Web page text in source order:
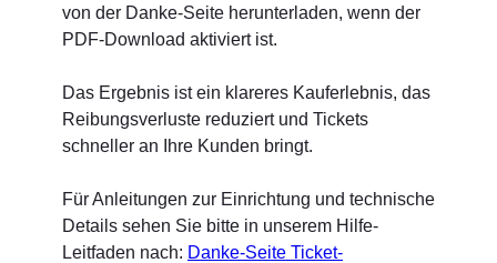
von der Danke-Seite herunterladen, wenn der
PDF-Download aktiviert ist.
Das Ergebnis ist ein klareres Kauferlebnis, das
Reibungsverluste reduziert und Tickets
schneller an Ihre Kunden bringt.
Für Anleitungen zur Einrichtung und technische
Details sehen Sie bitte in unserem Hilfe-
Leitfaden nach: Danke-Seite Ticket-